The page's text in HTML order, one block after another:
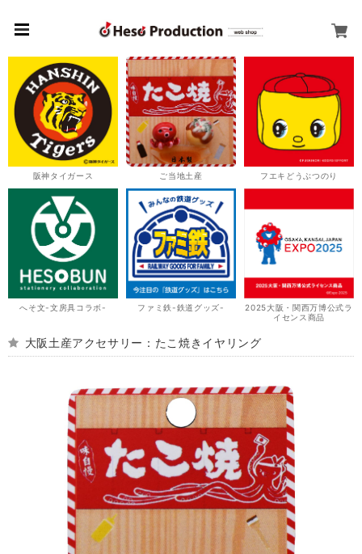
阪神タイガース ご当地土産 フエキどうぶつのり
へそ文-文房具コラボ- ファミ鉄-鉄道グッズ-
2025大阪・関西万博公式ラ
イセンス商品
大阪土産アクセサリー：たこ焼きイヤリング